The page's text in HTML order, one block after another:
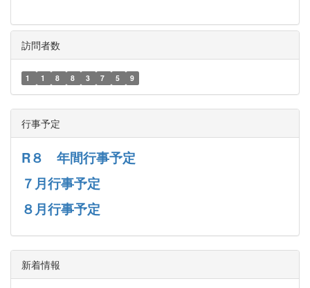
訪問者数
1 1 8 8 3 7 5 9
行事予定
R８ 年間行事予定
７月行事予定
８月行事予定
新着情報